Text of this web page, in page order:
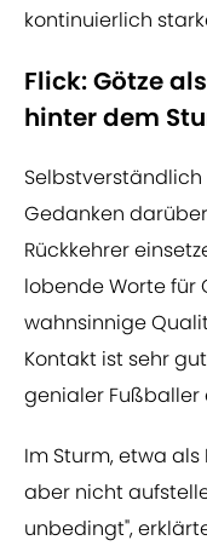
kontinuierlich
Flick: Götze
hinter dem
Gedanken
Rückkehrer
lobende Worte für
wahnsinnige
Kontakt ist sehr
genialer Fußballer
Im Sturm, etwa
aber nicht
unbedingt",